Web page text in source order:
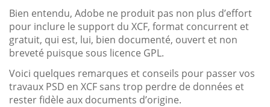
Bien entendu, Adobe ne produit pas non plus d’effort
pour inclure le support du XCF, format concurrent et
gratuit, qui est, lui, bien documenté, ouvert et non
breveté puisque sous licence GPL.
Voici quelques remarques et conseils pour passer vos
travaux PSD en XCF sans trop perdre de données et
rester fidèle aux documents d’origine.